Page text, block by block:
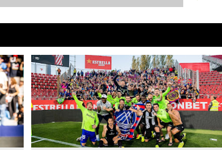
BARDHI GIRONA FC HISTORIA LEVANTE UD +
MORALES